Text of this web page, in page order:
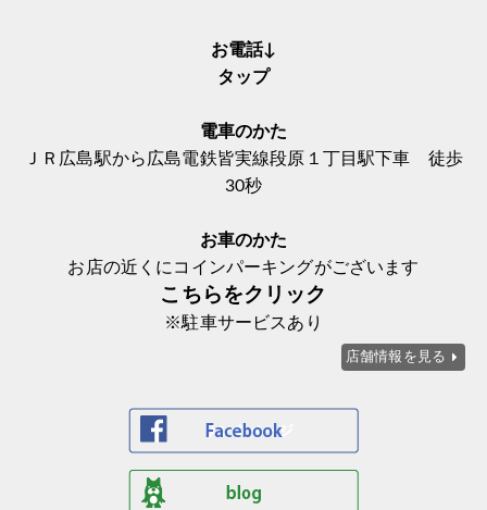
お電話↓
タップ
電車のかた
ＪＲ広島駅から広島電鉄皆実線段原１丁目駅下車 徒歩
30秒
お車のかた
お店の近くにコインパーキングがございます
こちらをクリック
※駐車サービスあり
店舗情報を見る